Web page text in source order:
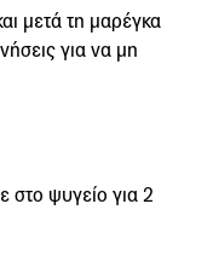
μετά τη μαρέγκα
για να μη
στο ψυγείο για 2